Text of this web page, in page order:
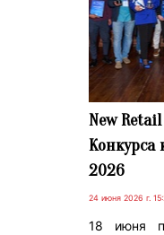
New
Конкурса
2026
24 июня 2026 г.
18 июня